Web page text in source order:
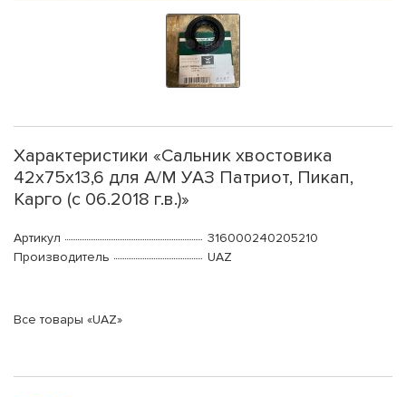
Характеристики «Сальник хвостовика
42х75х13,6 для А/М УАЗ Патриот, Пикап,
Карго (с 06.2018 г.в.)»
Артикул
316000240205210
Производитель
UAZ
Все товары «UAZ»